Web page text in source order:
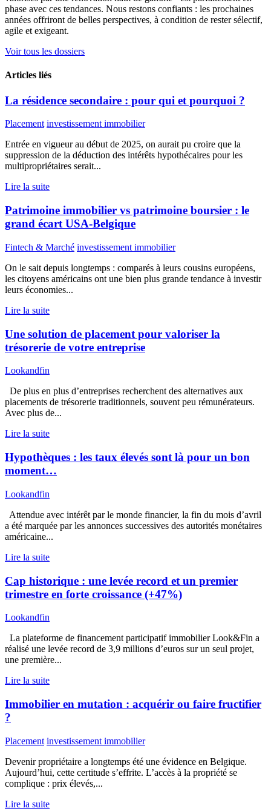
phase avec ces tendances. Nous restons confiants : les prochaines
années offriront de belles perspectives, à condition de rester sélectif,
agile et exigeant.
Voir tous les dossiers
Articles liés
La résidence secondaire : pour qui et pourquoi ?
Placement investissement immobilier
Entrée en vigueur au début de 2025, on aurait pu croire que la
suppression de la déduction des intérêts hypothécaires pour les
multipropriétaires serait...
Lire la suite
Patrimoine immobilier vs patrimoine boursier : le
grand écart USA-Belgique
Fintech & Marché investissement immobilier
On le sait depuis longtemps : comparés à leurs cousins européens,
les citoyens américains ont une bien plus grande tendance à investir
leurs économies...
Lire la suite
Une solution de placement pour valoriser la
trésorerie de votre entreprise
Lookandfin
De plus en plus d’entreprises recherchent des alternatives aux
placements de trésorerie traditionnels, souvent peu rémunérateurs.
Avec plus de...
Lire la suite
Hypothèques : les taux élevés sont là pour un bon
moment…
Lookandfin
Attendue avec intérêt par le monde financier, la fin du mois d’avril
a été marquée par les annonces successives des autorités monétaires
américaine...
Lire la suite
Cap historique : une levée record et un premier
trimestre en forte croissance (+47%)
Lookandfin
La plateforme de financement participatif immobilier Look&Fin a
réalisé une levée record de 3,9 millions d’euros sur un seul projet,
une première...
Lire la suite
Immobilier en mutation : acquérir ou faire fructifier
?
Placement investissement immobilier
Devenir propriétaire a longtemps été une évidence en Belgique.
Aujourd’hui, cette certitude s’effrite. L’accès à la propriété se
complique : prix élevés,...
Lire la suite